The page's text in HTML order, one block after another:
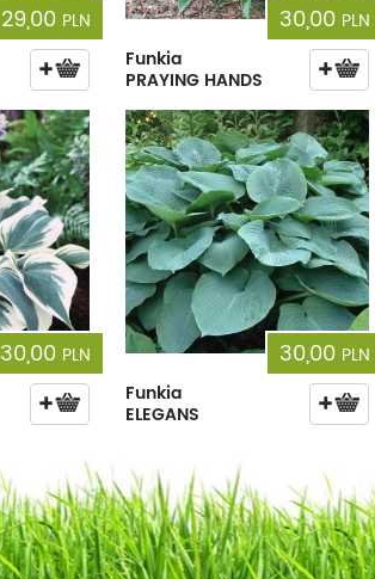
29,00 PLN
30,00 PLN
Funkia
PRAYING HANDS
30,00 PLN
30,00 PLN
Funkia
ELEGANS